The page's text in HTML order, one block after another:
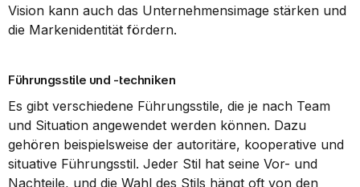
Vision kann auch das Unternehmensimage stärken und
die Markenidentität fördern.
Führungsstile und -techniken
Es gibt verschiedene Führungsstile, die je nach Team
und Situation angewendet werden können. Dazu
gehören beispielsweise der autoritäre, kooperative und
situative Führungsstil. Jeder Stil hat seine Vor- und
Nachteile, und die Wahl des Stils hängt oft von den